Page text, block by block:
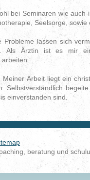
bei Seminaren wie
Seelsorge,
Probleme lassen sich
Als Ärztin ist es mir
arbeiten.
Meiner Arbeit liegt ein
Selbstverständlich
einverstanden sind.
beratung und